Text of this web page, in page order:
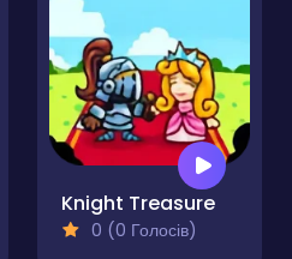
Knight Treasure
0 (0 Голосів)